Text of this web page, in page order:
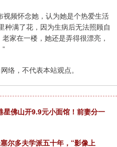
频怀念她，认为她是个热爱生活
种满了花，因为生病后无法照顾自
家在一楼，她还是弄得很漂亮，
络，不代表本站观点。
星佛山开9.9元小面馆！前妻分一
尔多夫学派五十年，“影像上